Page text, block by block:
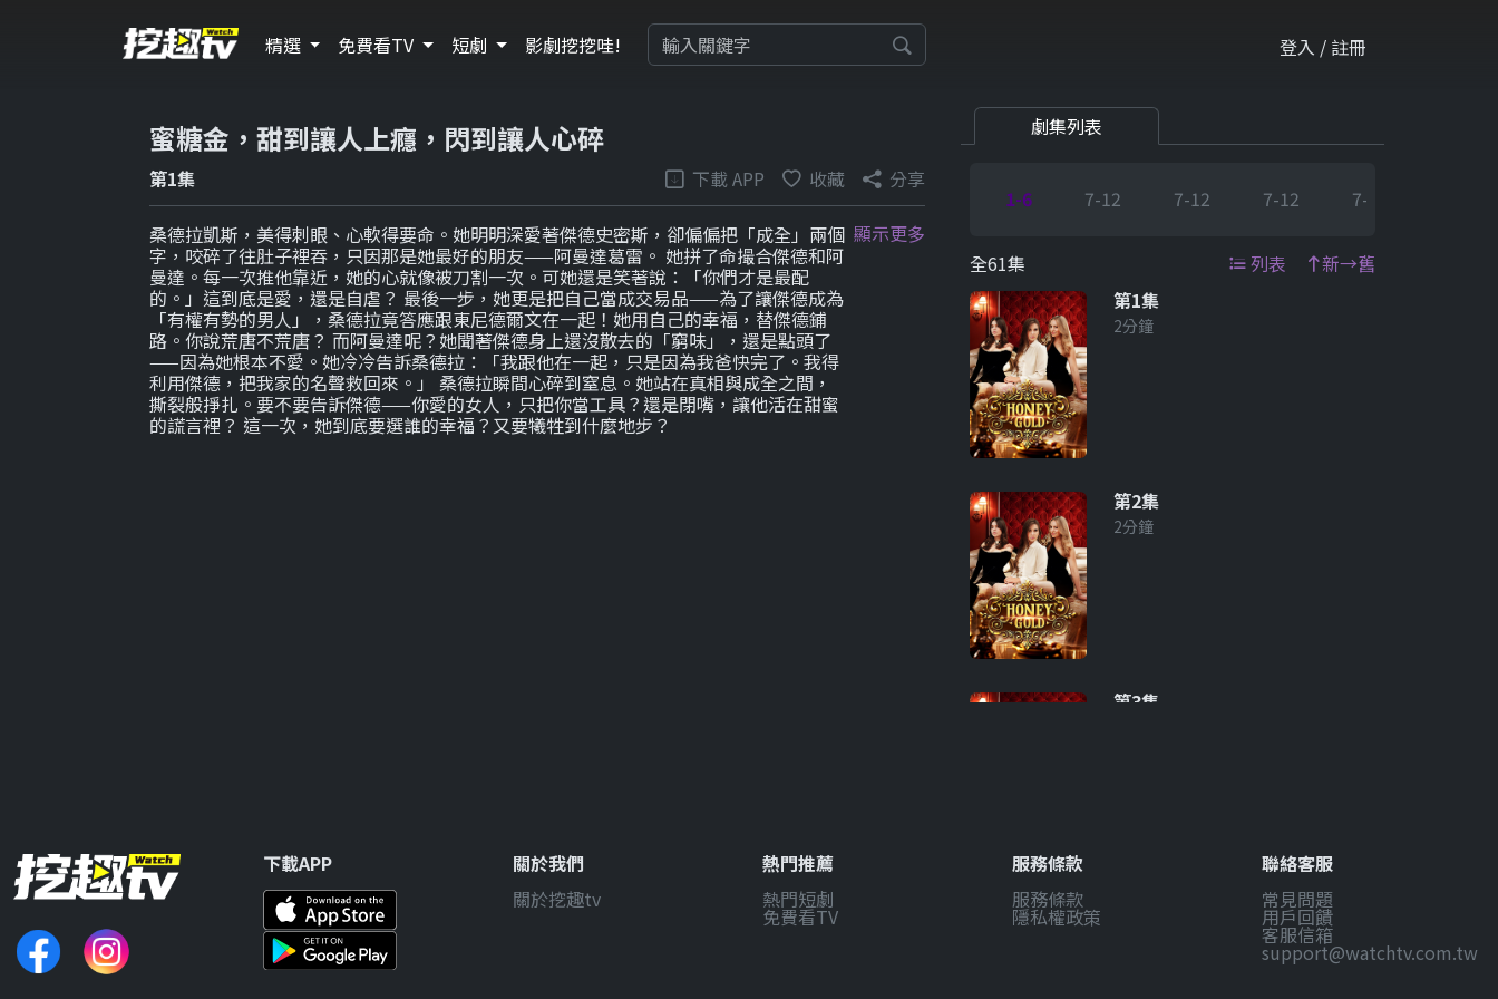
精選 免費看TV 短劇 影劇挖挖哇! 登入 / 註冊
蜜糖金，甜到讓人上癮，閃到讓人心碎
第1集 下載 APP 收藏 分享
桑德拉凱斯，美得刺眼、心軟得要命。她明明深愛著傑德史密斯，卻偏偏把「成全」兩個
字，咬碎了往肚子裡吞，只因那是她最好的朋友——阿曼達葛雷。 她拼了命撮合傑德和阿
曼達。每一次推他靠近，她的心就像被刀割一次。可她還是笑著說：「你們才是最配
的。」這到底是愛，還是自虐？ 最後一步，她更是把自己當成交易品——為了讓傑德成為
「有權有勢的男人」，桑德拉竟答應跟東尼德爾文在一起！她用自己的幸福，替傑德鋪
路。你說荒唐不荒唐？ 而阿曼達呢？她聞著傑德身上還沒散去的「窮味」，還是點頭了
——因為她根本不愛。她冷冷告訴桑德拉：「我跟他在一起，只是因為我爸快完了。我得
利用傑德，把我家的名聲救回來。」 桑德拉瞬間心碎到窒息。她站在真相與成全之間，
撕裂般掙扎。要不要告訴傑德——你愛的女人，只把你當工具？還是閉嘴，讓他活在甜蜜
的謊言裡？ 這一次，她到底要選誰的幸福？又要犧牲到什麼地步？
顯示更多
劇集列表
1-6 7-12 7-12 7-12 7-12
全61集 列表
新→舊
第1集
2分鐘
第2集
2分鐘
第3集
下載APP
關於我們
關於挖趣tv
熱門推薦
熱門短劇
免費看TV
服務條款
服務條款
隱私權政策
聯絡客服
常見問題
用戶回饋
客服信箱
support@watchtv.com.tw